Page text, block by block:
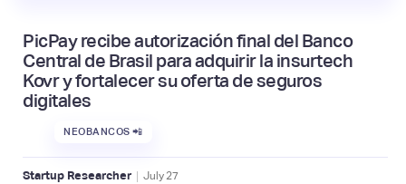
PicPay recibe autorización final del Banco
Central de Brasil para adquirir la insurtech
Kovr y fortalecer su oferta de seguros
digitales
NEOBANCOS 📲
Startup Researcher | July 27